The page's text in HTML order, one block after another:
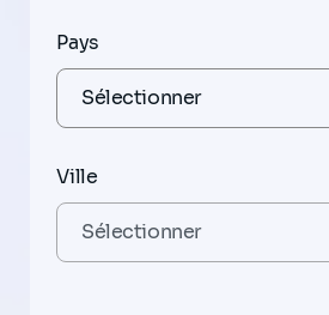
Pays
Ville